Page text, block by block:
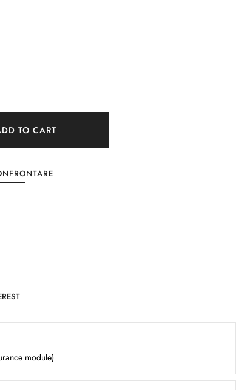
TO CART
module)